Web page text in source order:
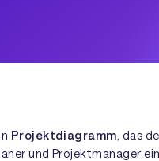
Projektdiagramm , das
und Projektmanager